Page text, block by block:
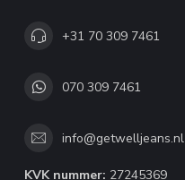
+31 70 309 7461
070 309 7461
info@getwelljeans.nl
KVK nummer: 27245369